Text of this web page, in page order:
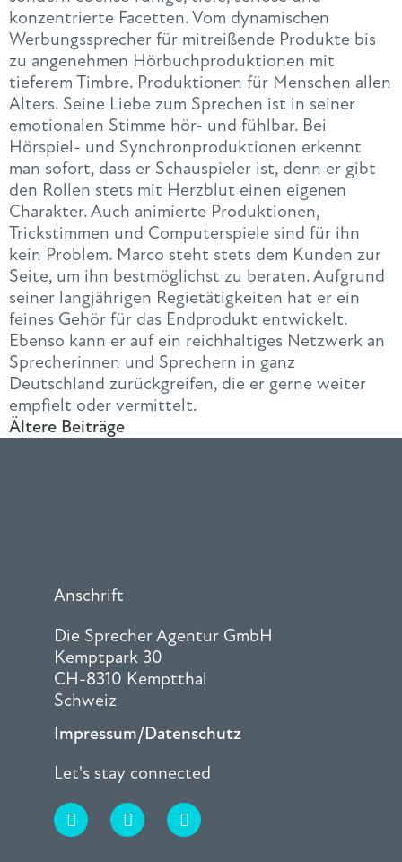
konzentrierte Facetten. Vom dynamischen
Werbungssprecher für mitreißende Produkte bis
zu angenehmen Hörbuchproduktionen mit
tieferem Timbre. Produktionen für Menschen allen
Alters. Seine Liebe zum Sprechen ist in seiner
emotionalen Stimme hör- und fühlbar. Bei
Hörspiel- und Synchronproduktionen erkennt
man sofort, dass er Schauspieler ist, denn er gibt
den Rollen stets mit Herzblut einen eigenen
Charakter. Auch animierte Produktionen,
Trickstimmen und Computerspiele sind für ihn
kein Problem. Marco steht stets dem Kunden zur
Seite, um ihn bestmöglichst zu beraten. Aufgrund
seiner langjährigen Regietätigkeiten hat er ein
feines Gehör für das Endprodukt entwickelt.
Ebenso kann er auf ein reichhaltiges Netzwerk an
Sprecherinnen und Sprechern in ganz
Deutschland zurückgreifen, die er gerne weiter
empfielt oder vermittelt.
Ältere Beiträge
Anschrift
Die Sprecher Agentur GmbH
Kemptpark 30
CH-8310 Kemptthal
Schweiz
Impressum/Datenschutz
Let's stay connected